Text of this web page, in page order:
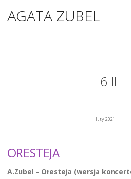
AGATA ZUBEL
6 II
luty 2021
ORESTEJA
A.Zubel – Oresteja (wersja